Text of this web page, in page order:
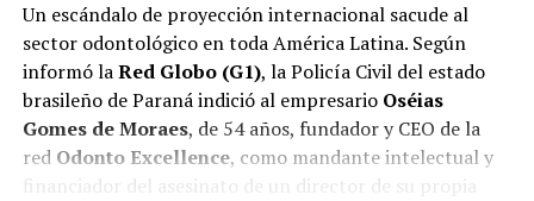
Un escándalo de proyección internacional sacude al
sector odontológico en toda América Latina. Según
informó laRed Globo (G1), la Policía Civil del estado
brasileño de Paraná indició al empresario Oséias
Gomes de Moraes, de 54 años, fundador y CEO de la
red Odonto Excellence, como mandante intelectual y
financiador del asesinato de un director de su propia